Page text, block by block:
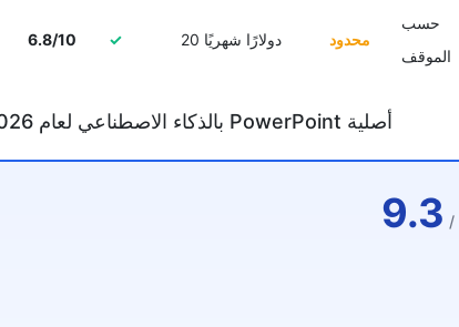
6.8/10 ✓ 20 دولارًا شهريًا محدود
حسب
الموقف
1. PPT AI — أفضل أداة إنشاء PPT بالذكاء الاصطناعي لعام 2026 لإنتاج ملفات PowerPoint أصلية
9.3 /